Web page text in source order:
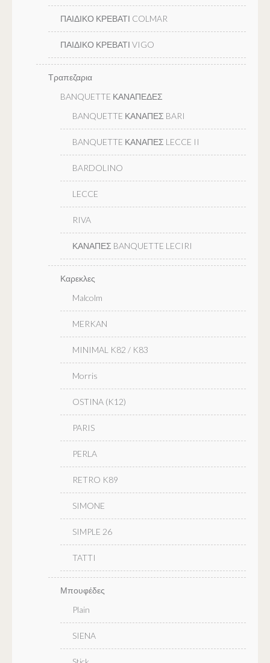
ΠΑΙΔΙΚΟ ΚΡΕΒΑΤΙ COLMAR
ΠΑΙΔΙΚΟ ΚΡΕΒΑΤΙ VIGO
Τραπεζαρια
BANQUETTE ΚΑΝΑΠΕΔΕΣ
BANQUETTE ΚΑΝΑΠΕΣ BARI
BANQUETTE ΚΑΝΑΠΕΣ LECCE II
BARDOLINO
LECCE
RIVA
ΚΑΝΑΠΕΣ BANQUETTE LECIRI
Καρεκλες
Malcolm
MERKAN
MINIMAL K82 / K83
Morris
OSTINA (K12)
PARIS
PERLA
RETRO K89
SIMONE
SIMPLE 26
TATTI
Μπουφέδες
Plain
SIENA